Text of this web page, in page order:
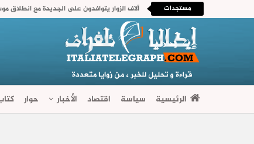
مستجدات آلاف الزوار يتوافدون على الجديدة مع انطلاق
الرئيسية سياسة اقتصاد الأخبار حوار